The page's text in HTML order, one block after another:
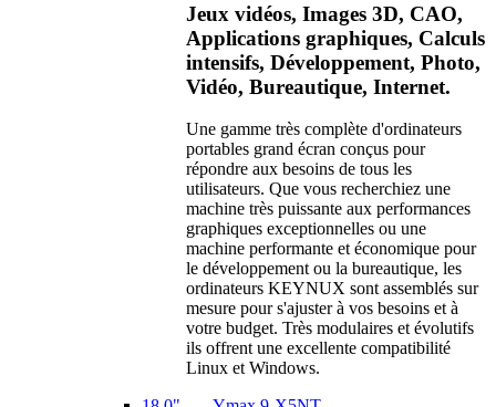
Jeux vidéos, Images 3D, CAO,
Applications graphiques, Calculs
intensifs, Développement, Photo,
Vidéo, Bureautique, Internet.
Une gamme très complète d'ordinateurs
portables grand écran conçus pour
répondre aux besoins de tous les
utilisateurs. Que vous recherchiez une
machine très puissante aux performances
graphiques exceptionnelles ou une
machine performante et économique pour
le développement ou la bureautique, les
ordinateurs KEYNUX sont assemblés sur
mesure pour s'ajuster à vos besoins et à
votre budget. Très modulaires et évolutifs
ils offrent une excellente compatibilité
Linux et Windows.